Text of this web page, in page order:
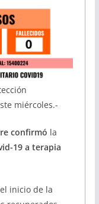
miércoles.-
confirmó la
19 a terapia
inicio de la